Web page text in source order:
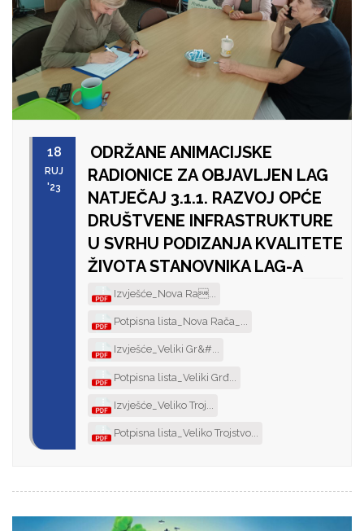
18
RUJ
'23
ODRŽANE ANIMACIJSKE
RADIONICE ZA OBJAVLJEN LAG
NATJEČAJ 3.1.1. RAZVOJ OPĆE
DRUŠTVENE INFRASTRUKTURE
U SVRHU PODIZANJA KVALITETE
ŽIVOTA STANOVNIKA LAG-A
Izvješće_Nova Ra...
Potpisna lista_Nova Rača_...
Izvješće_Veliki Gr&#...
Potpisna lista_Veliki Grđ...
Izvješće_Veliko Troj...
Potpisna lista_Veliko Trojstvo...